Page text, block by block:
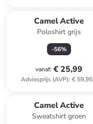
Camel Active
Poloshirt grijs
-56%
vanaf: € 25,99
Adviesprijs (AVP): € 59,95
Camel Active
Sweatshirt groen